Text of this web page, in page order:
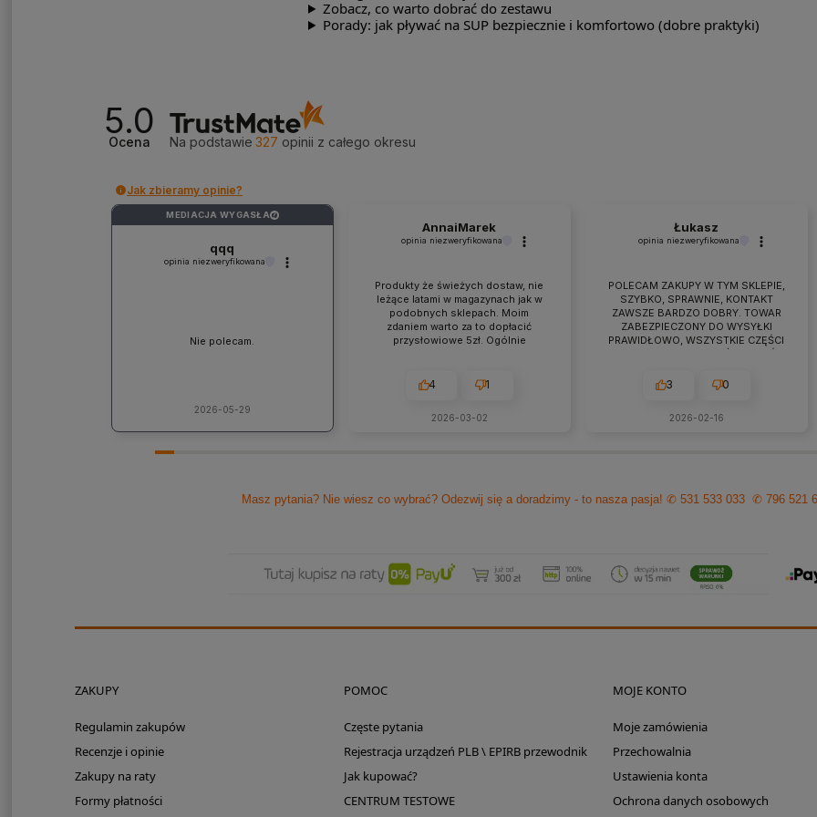
Zobacz, co warto dobrać do zestawu
Porady: jak pływać na SUP bezpiecznie i komfortowo (dobre praktyki)
5.0
Ocena Na podstawie 327 opinii z całego okresu
Jak zbieramy opinie?
MEDIACJA WYGASŁA ?
qqq
opinia niezweryfikowana
Nie polecam.
2026-05-29
AnnaiMarek
opinia niezweryfikowana
Produkty że świeżych dostaw, nie
leżące latami w magazynach jak w
podobnych sklepach. Moim
zdaniem warto za to dopłacić
przysłowiowe 5zł. Ogólnie
jakieś problemy zawsze można
Polecam z czystym sumieniem!
4 1
2026-03-02
Łukasz
opinia niezweryfikowana
POLECAM ZAKUPY W TYM SKLEPIE,
SZYBKO, SPRAWNIE, KONTAKT
ZAWSZE BARDZO DOBRY. TOWAR
ZABEZPIECZONY DO WYSYŁKI
PRAWIDŁOWO, WSZYSTKIE CZĘŚCI
WARTO TUTAJ
3 0
2026-02-16
Masz pytania? Nie wiesz co wybrać? Odezwij się a doradzimy - to nasza pasja!✆ 531 533 033 ✆ 796 521
ZAKUPY
Regulamin zakupów
Recenzje i opinie
Zakupy na raty
Formy płatności
POMOC
Częste pytania
Rejestracja urządzeń PLB \ EPIRB przewodnik
Jak kupować?
CENTRUM TESTOWE
MOJE KONTO
Moje zamówienia
Przechowalnia
Ustawienia konta
Ochrona danych osobowych